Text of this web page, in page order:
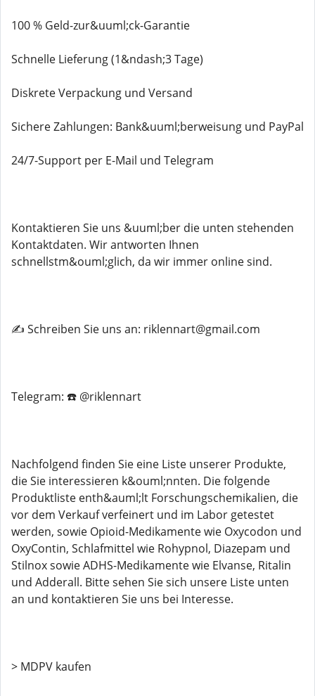
100 % Geld-zur&uuml;ck-Garantie
Schnelle Lieferung (1&ndash;3 Tage)
Diskrete Verpackung und Versand
Sichere Zahlungen: Bank&uuml;berweisung und PayPal
24/7-Support per E-Mail und Telegram
Kontaktieren Sie uns &uuml;ber die unten stehenden
Kontaktdaten. Wir antworten Ihnen
schnellstm&ouml;glich, da wir immer online sind.
✍️ Schreiben Sie uns an: riklennart@gmail.com
Telegram: ☎️ @riklennart
Nachfolgend finden Sie eine Liste unserer Produkte,
die Sie interessieren k&ouml;nnten. Die folgende
Produktliste enth&auml;lt Forschungschemikalien, die
vor dem Verkauf verfeinert und im Labor getestet
werden, sowie Opioid-Medikamente wie Oxycodon und
OxyContin, Schlafmittel wie Rohypnol, Diazepam und
Stilnox sowie ADHS-Medikamente wie Elvanse, Ritalin
und Adderall. Bitte sehen Sie sich unsere Liste unten
an und kontaktieren Sie uns bei Interesse.
> MDPV kaufen